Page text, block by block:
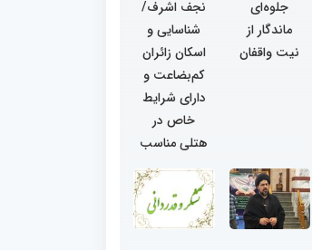
جلوه‌ای
ماندگار از
نیت واقفان
نجف اشرف/
شناسایی و
اسکان زائران
کم‌بضاعت و
دارای شرایط
خاص در
هتلی مناسب